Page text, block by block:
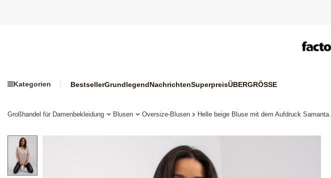
Kategorien BestsellerGrundlegendNachrichtenSuperpreisÜBERGRÖSSE
Großhandel für Damenbekleidung Blusen Oversize-Blusen Helle beige Bluse mit dem Aufdruck Samanta.